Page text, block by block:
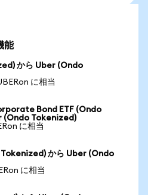
能
から Uber (Ondo
に相当
Bond ETF (Ondo
(Ondo Tokenized)
に相当
から Uber (Ondo
に相当